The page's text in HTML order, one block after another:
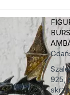
925,